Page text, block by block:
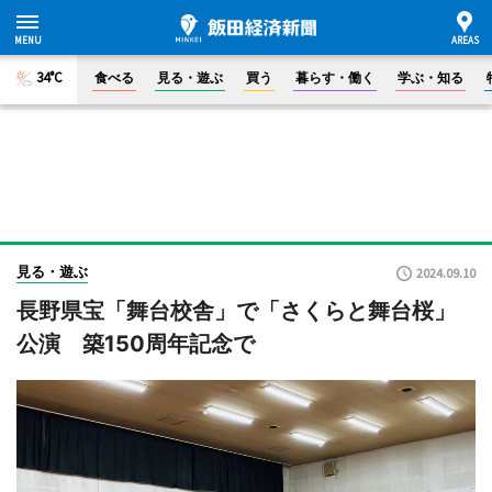
34°C 食べる 見る・遊ぶ 買う 暮らす・働く 学ぶ・知る
見る・遊ぶ 2024.09.10
長野県宝「舞台校舎」で「さくらと舞台桜」
公演 築150周年記念で